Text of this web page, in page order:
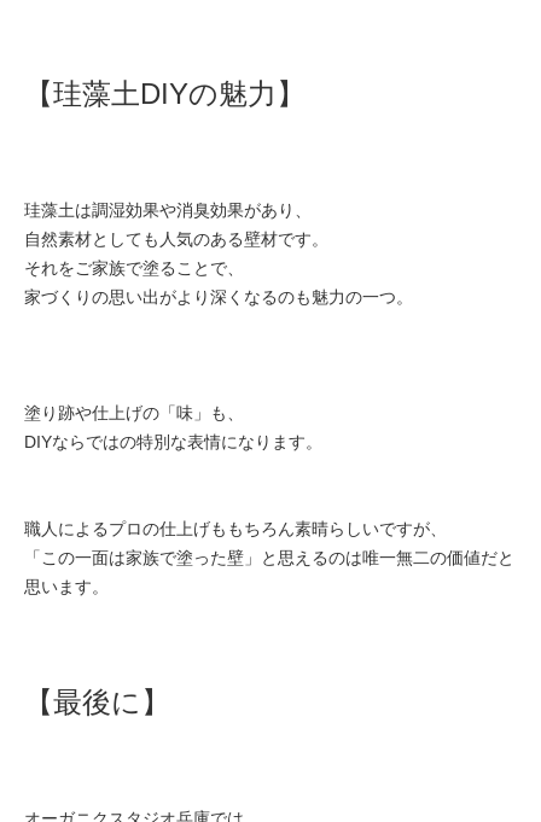
【珪藻土DIYの魅力】
珪藻土は調湿効果や消臭効果があり、
自然素材としても人気のある壁材です。
それをご家族で塗ることで、
家づくりの思い出がより深くなるのも魅力の一つ。
塗り跡や仕上げの「味」も、
DIYならではの特別な表情になります。
職人によるプロの仕上げももちろん素晴らしいですが、
「この一面は家族で塗った壁」と思えるのは唯一無二の価値だと
思います。
【最後に】